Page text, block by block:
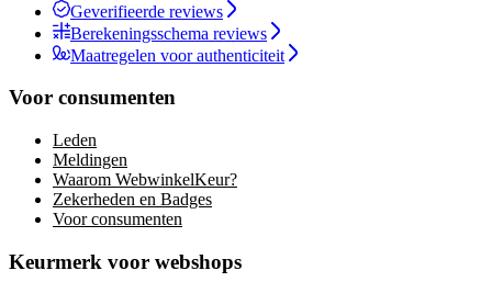
Geverifieerde reviews
Berekeningsschema reviews
Maatregelen voor authenticiteit
Voor consumenten
Leden
Meldingen
Waarom WebwinkelKeur?
Zekerheden en Badges
Voor consumenten
Keurmerk voor webshops